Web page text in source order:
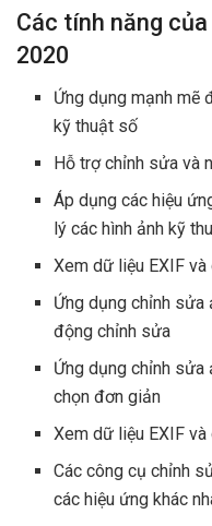
Các tính năng
2020
Ứng dụng mạnh mẽ
kỹ thuật số
Hỗ trợ chỉnh sửa và
Áp dụng các hiệu
lý các hình ảnh kỹ
Xem dữ liệu EXIF
Ứng dụng chỉnh sửa
động chỉnh sửa
Ứng dụng chỉnh sửa
chọn đơn giản
Xem dữ liệu EXIF ​​và
Các công cụ chỉnh
các hiệu ứng khác